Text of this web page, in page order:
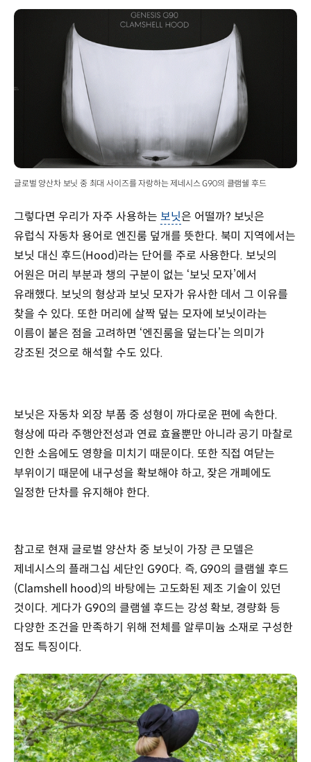
글로벌 양산차 보닛 중 최대 사이즈를 자랑하는 제네시스 G90의 클램쉘 후드
그렇다면 우리가 자주 사용하는 보닛은 어떨까? 보닛은
유럽식 자동차 용어로 엔진룸 덮개를 뜻한다. 북미 지역에서는
보닛 대신 후드(Hood)라는 단어를 주로 사용한다. 보닛의
어원은 머리 부분과 챙의 구분이 없는 ‘보닛 모자’에서
유래했다. 보닛의 형상과 보닛 모자가 유사한 데서 그 이유를
찾을 수 있다. 또한 머리에 살짝 덮는 모자에 보닛이라는
이름이 붙은 점을 고려하면 ‘엔진룸을 덮는다’는 의미가
강조된 것으로 해석할 수도 있다.
보닛은 자동차 외장 부품 중 성형이 까다로운 편에 속한다.
형상에 따라 주행안전성과 연료 효율뿐만 아니라 공기 마찰로
인한 소음에도 영향을 미치기 때문이다. 또한 직접 여닫는
부위이기 때문에 내구성을 확보해야 하고, 잦은 개폐에도
일정한 단차를 유지해야 한다.
참고로 현재 글로벌 양산차 중 보닛이 가장 큰 모델은
제네시스의 플래그십 세단인 G90다. 즉, G90의 클램쉘 후드
(Clamshell hood)의 바탕에는 고도화된 제조 기술이 있던
것이다. 게다가 G90의 클램쉘 후드는 강성 확보, 경량화 등
다양한 조건을 만족하기 위해 전체를 알루미늄 소재로 구성한
점도 특징이다.